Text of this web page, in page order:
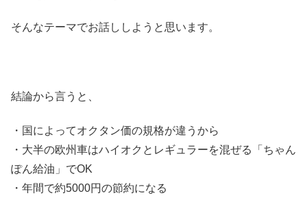
そんなテーマでお話ししようと思います。
結論から言うと、
・国によってオクタン価の規格が違うから
・大半の欧州車はハイオクとレギュラーを混ぜる「ちゃん
ぽん給油」でOK
・年間で約5000円の節約になる